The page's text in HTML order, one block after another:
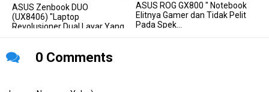
ASUS Zenbook DUO
(UX8406) "Laptop
Revolusioner Dual Layar Yang
ASUS ROG GX800 " Notebook
Elitnya Gamer dan Tidak Pelit
Pada Spek...
0 Comments